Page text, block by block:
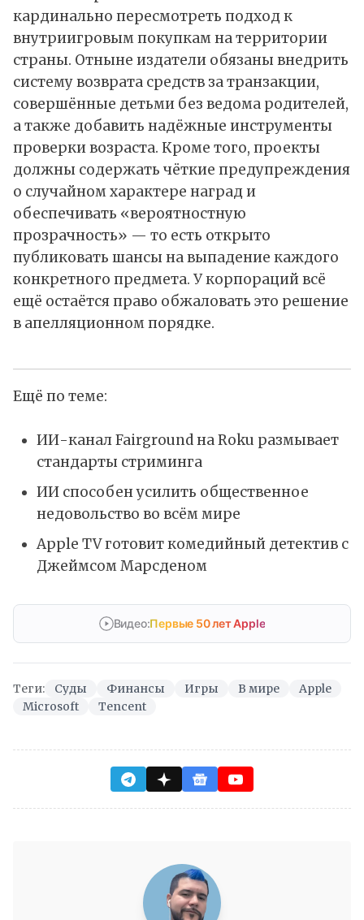
кардинально пересмотреть подход к
внутриигровым покупкам на территории
страны. Отныне издатели обязаны внедрить
систему возврата средств за транзакции,
совершённые детьми без ведома родителей,
а также добавить надёжные инструменты
проверки возраста. Кроме того, проекты
должны содержать чёткие предупреждения
о случайном характере наград и
обеспечивать «вероятностную
прозрачность» — то есть открыто
публиковать шансы на выпадение каждого
конкретного предмета. У корпораций всё
ещё остаётся право обжаловать это решение
в апелляционном порядке.
Ещё по теме:
ИИ-канал Fairground на Roku размывает
стандарты стриминга
ИИ способен усилить общественное
недовольство во всём мире
Apple TV готовит комедийный детектив с
Джеймсом Марсденом
Видео:Первые 50 лет Apple
Теги: Суды Финансы Игры В мире
Apple
Microsoft
Tencent